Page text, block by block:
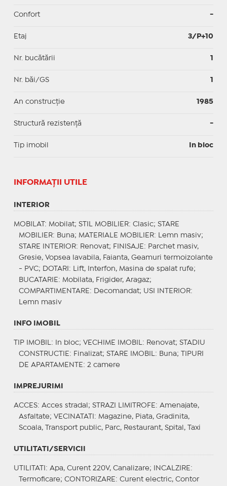
Confort -
Etaj 3/P+10
Nr. bucătării 1
Nr. băi/GS 1
An construcție 1985
Structură rezistență -
Tip imobil In bloc
INFORMAŢII UTILE
INTERIOR
MOBILAT : Mobilat; STIL MOBILIER: Clasic; STARE
MOBILIER: Buna; MATERIALE MOBILIER: Lemn masiv;
STARE INTERIOR: Renovat; FINISAJE : Parchet masiv,
Gresie, Vopsea lavabila, Faianta, Geamuri termoizolante
- PVC;
DOTARI : Lift, Interfon, Masina de spalat rufe;
BUCATARIE : Mobilata, Frigider, Aragaz;
COMPARTIMENTARE : Decomandat; USI INTERIOR:
Lemn masiv
INFO IMOBIL
TIP IMOBIL : In bloc; VECHIME IMOBIL : Renovat; STADIU
CONSTRUCTIE : Finalizat; STARE IMOBIL : Buna;
TIPURI
DE APARTAMENTE : 2 camere
IMPREJURIMI
ACCES: Acces stradal; STRAZI LIMITROFE : Amenajate,
Asfaltate; VECINATATI : Magazine, Piata, Gradinita,
Scoala, Transport public, Parc, Restaurant, Spital, Taxi
UTILITATI/SERVICII
UTILITATI : Apa, Curent 220V, Canalizare; INCALZIRE :
Termoficare; CONTORIZARE : Curent electric, Contor